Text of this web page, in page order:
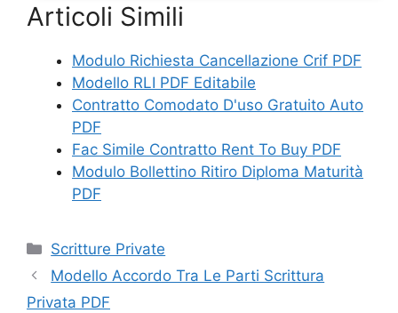
Articoli Simili
Modulo Richiesta Cancellazione Crif PDF
Modello RLI PDF Editabile
Contratto Comodato D'uso Gratuito Auto
PDF
Fac Simile Contratto Rent To Buy PDF
Modulo Bollettino Ritiro Diploma Maturità
PDF
Categorie
Scritture Private
Modello Accordo Tra Le Parti Scrittura
Privata PDF